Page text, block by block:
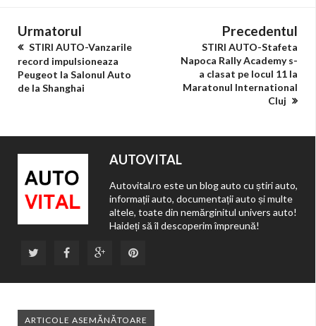
Urmatorul
STIRI AUTO-Vanzarile
record impulsioneaza
Peugeot la Salonul Auto
de la Shanghai
Precedentul
STIRI AUTO-Stafeta
Napoca Rally Academy s-
a clasat pe locul 11 la
Maratonul International
Cluj
AUTOVITAL
Autovital.ro este un blog auto cu știri auto,
informații auto, documentații auto și multe
altele, toate din nemărginitul univers auto!
Haideți să îl descoperim împreună!
ARTICOLE ASEMĂNĂTOARE